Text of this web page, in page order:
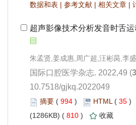
|
| |
10.7518/gjkq.2022049
994 ) 35 )
810 )